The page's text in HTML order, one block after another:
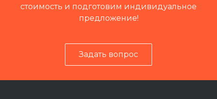
стоимость и подготовим индивидуальное
предложение!
Задать вопрос